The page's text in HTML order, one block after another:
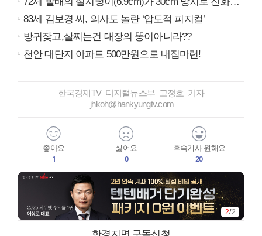
83세 김보경 씨, 의사도 놀란 ‘압도적 피지컬’
방귀잦고,살찌는건 대장의 똥이아니라??
천안 대단지 아파트 500만원으로 내집마련!
한국경제TV 디지털뉴스부 고정호 기자
jhkoh@hankyungtv.com
좋아요
1
싫어요
0
후속기사 원해요
20
2/2
한경지면 구독신청